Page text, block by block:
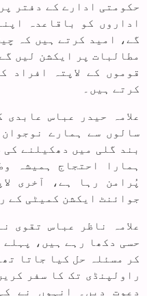
حکومتی ادارے کے دفتر
اداروں کو باقاعدہ
گے، امید کرتے ہیں کہ
مطالبات پر ایکشن لیں
قوموں کے لاپتہ افراد
کرتے ہیں۔
علامہ حیدر عباس
سالوں سے ہمارے
بند گلی میں دھکیلنے
ہمارا احتجاج ہمیشہ
پُرامن رہا ہے، آخری
جوائنٹ ایکشن کمیٹی کے
علامہ ناظر عباس تقوی
حسی دکھا رہے ہیں،
کر مسئلہ حل کیا جاتا
راولپنڈی تک کا سفر
دعوت دیں۔ انہوں نے